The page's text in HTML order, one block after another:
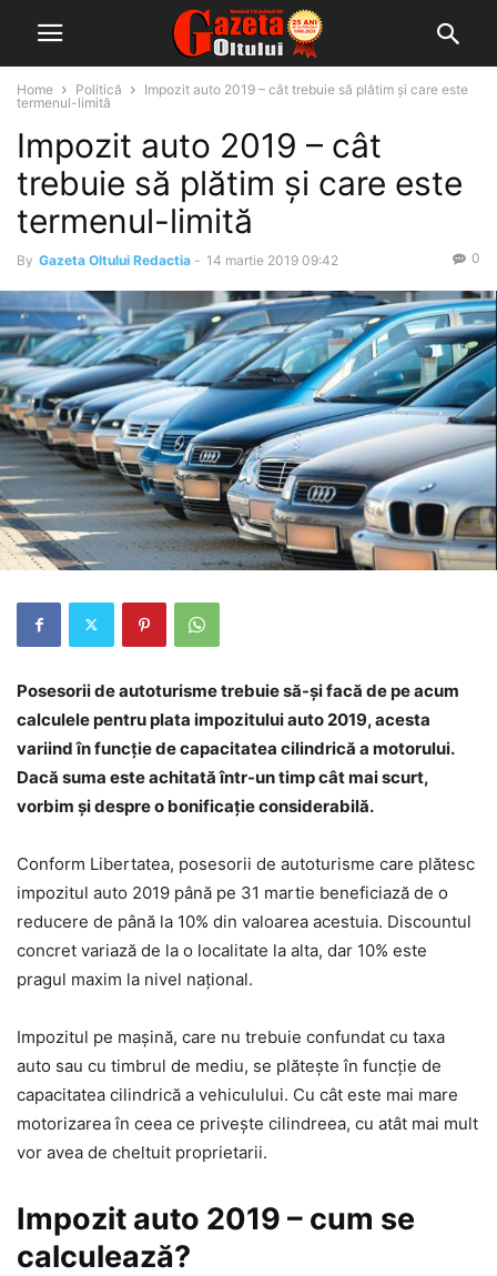
Home Politică
Impozit auto 2019 – cât trebuie să plătim și care este
termenul-limită
Impozit auto 2019 – cât
trebuie să plătim și care este
termenul-limită
By Gazeta Oltului Redactia - 14 martie 2019 09:42 0
Posesorii de autoturisme trebuie să-și facă de pe acum
calculele pentru plata impozitului auto 2019, acesta
variind în funcție de capacitatea cilindrică a motorului.
Dacă suma este achitată într-un timp cât mai scurt,
vorbim și despre o bonificație considerabilă.
Conform Libertatea, posesorii de autoturisme care plătesc
impozitul auto 2019 până pe 31 martie beneficiază de o
reducere de până la 10% din valoarea acestuia. Discountul
concret variază de la o localitate la alta, dar 10% este
pragul maxim la nivel național.
Impozitul pe mașină, care nu trebuie confundat cu taxa
auto sau cu timbrul de mediu, se plătește în funcție de
capacitatea cilindrică a vehiculului. Cu cât este mai mare
motorizarea în ceea ce privește cilindreea, cu atât mai mult
vor avea de cheltuit proprietarii.
Impozit auto 2019 – cum se
calculează?